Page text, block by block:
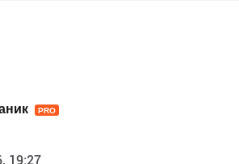
PRO
19:27